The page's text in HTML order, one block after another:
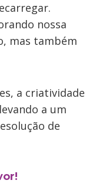
nossa
mas também
a criatividade
a um
de